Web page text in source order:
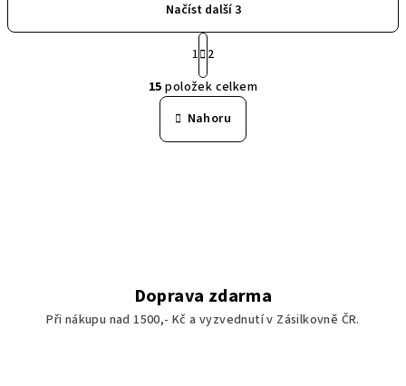
O
v
l
á
k
y
Načíst další 3
S
t
r
á
n
k
o
1 2
15 položek celkem
Nahoru
Doprava zdarma
Při nákupu nad 1500,- Kč a vyzvednutí v Zásilkovně ČR.